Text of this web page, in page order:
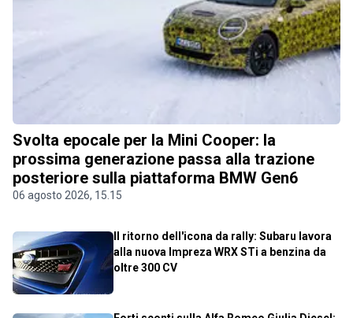
Svolta epocale per la Mini Cooper: la
prossima generazione passa alla trazione
posteriore sulla piattaforma BMW Gen6
06 agosto 2026, 15.15
Il ritorno dell'icona da rally: Subaru lavora
alla nuova Impreza WRX STi a benzina da
oltre 300 CV